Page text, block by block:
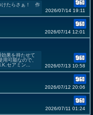
けたらさぁ！ 作
2026/07/14 19:11
2026/07/14 12:01
果を持たせて
可能なので、
セアミン...
2026/07/13 10:58
2026/07/12 20:06
2026/07/11 01:24